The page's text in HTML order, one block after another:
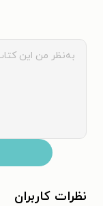
نظرات کاربران